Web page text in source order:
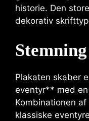
historie. Den
dekorativ
Plakaten skaber
eventyr** med
Kombinationen
klassiske